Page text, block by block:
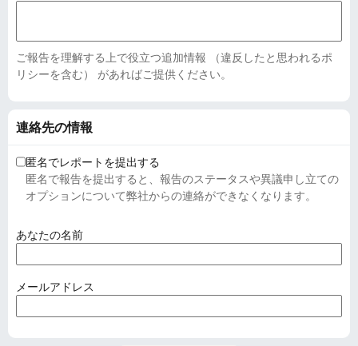
ご報告を理解する上で役立つ追加情報 （違反したと思われるポ
リシーを含む） があればご提供ください。
連絡先の情報
匿名でレポートを提出する
匿名で報告を提出すると、報告のステータスや異議申し立ての
オプションについて弊社からの連絡ができなくなります。
あなたの名前(
須
)
メールアドレス
須